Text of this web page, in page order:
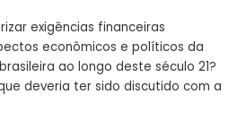
exigências financeiras
econômicos e políticos da
ao longo deste século 21?
deveria ter sido discutido com a